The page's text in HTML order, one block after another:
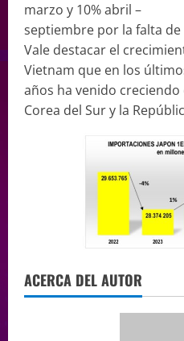
marzo y 10% abril –
septiembre por la falta de
Vale destacar el
Vietnam que en los
años ha venido creciendo
Corea del Sur y la
ACERCA DEL AUTOR